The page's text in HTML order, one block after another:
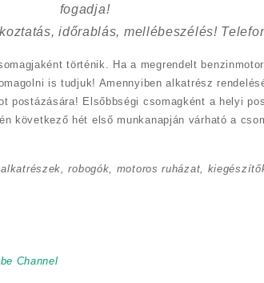
fogadja!
időrablás, mellébeszélés!
történik. Ha a megrendelt
is tudjuk! Amennyiben alkatrész
postázására! Elsőbbségi csomagként a helyi
következő hét első munkanapján várható a
robogók, motoros ruházat,
Channel